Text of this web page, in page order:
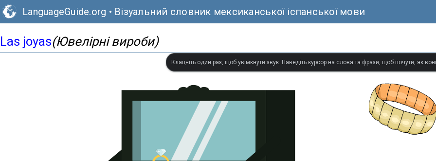
LanguageGuide.org • Візуальний словник мексиканської іспанської мови
Las joyas(Ювелірні вироби)
Клацніть один раз, щоб увімкнути звук. Наведіть курсор на слова та фрази, щоб почути, як